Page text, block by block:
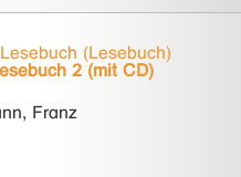
(Lesebuch)
2 (mit CD)
Franz